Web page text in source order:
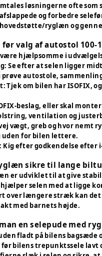
løsningerne ofte
og forbedre
ryglæn og
valg af autostol 100-
hjælpsomme i
Se efter at selen ligger
prøve autostole,
om bilen har ISOFIX,
beslag, eller skal
ventilation og
vægt, greb og hvor
for bilen lettere.
efter godkendelse efter
sikre til lange
er udviklet til at give
selen med at ligge
over længere stræk kan
med barnets højde.
en selepude med
fladt på bilens
bilens trepunktssele